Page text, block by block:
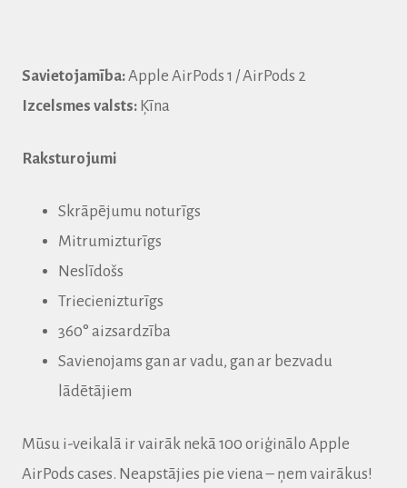
Savietojamība:Apple AirPods 1 / AirPods 2
Izcelsmes valsts: Ķīna
Raksturojumi
Skrāpējumu noturīgs
Mitrumizturīgs
Neslīdošs
Triecienizturīgs
360° aizsardzība
Savienojams gan ar vadu, gan ar bezvadu
lādētājiem
Mūsu i-veikalā ir vairāk nekā 100 oriģinālo Apple
AirPods cases. Neapstājies pie viena – ņem vairākus!